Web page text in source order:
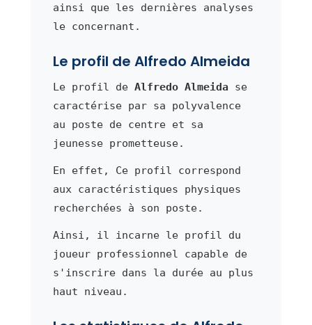
ainsi que les dernières analyses
le concernant.
Le profil de Alfredo Almeida
Le profil de Alfredo Almeida se
caractérise par sa polyvalence
au poste de centre et sa
jeunesse prometteuse.
En effet, Ce profil correspond
aux caractéristiques physiques
recherchées à son poste.
Ainsi, il incarne le profil du
joueur professionnel capable de
s'inscrire dans la durée au plus
haut niveau.